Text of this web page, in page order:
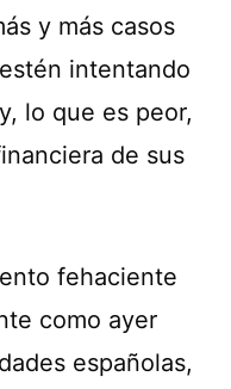
y más casos
intentando
lo que es peor,
de sus
fehaciente
como ayer
españolas,